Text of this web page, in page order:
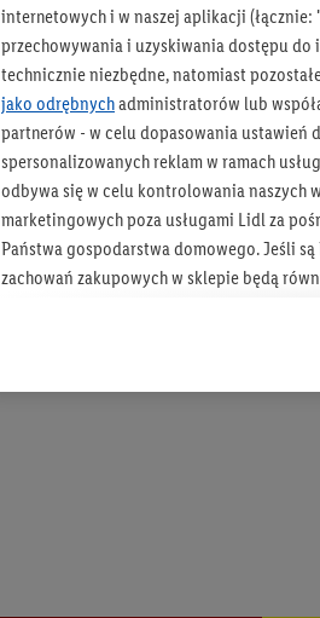
internetowych i w naszej aplikacji
przechowywania i uzyskiwania dostępu
technicznie niezbędne, natomiast
jako odrębnychadministratorów lub
partnerów - w celu dopasowania
spersonalizowanych reklam w ramach
odbywa się w celu kontrolowania naszych
marketingowych poza usługami Lidl za
Państwa gospodarstwa domowego. Jeśli
zachowań zakupowych w sklepie będą
Tworzenie spersonalizowanych reklam
usług. Obejmuje to łączenie danych (np.
informacji z konta klienta - np. wieku lub
urządzenia końcowe i usługi Lidl, w tym
końcowych w celu tworzenia grup
przetwarzanie odbywa się również w
opracowywania ofert oraz zapewnienia